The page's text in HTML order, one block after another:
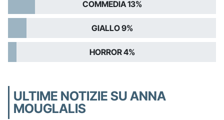
COMMEDIA 13%
GIALLO 9%
HORROR 4%
ULTIME NOTIZIE SU ANNA
MOUGLALIS